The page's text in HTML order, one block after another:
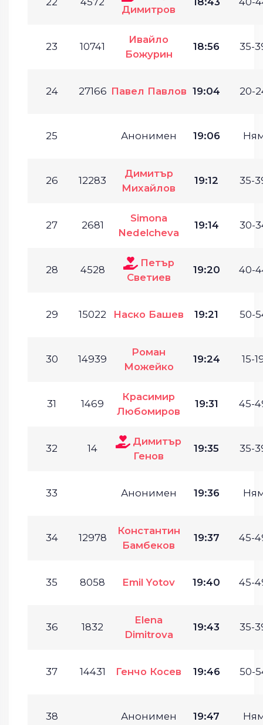
Димитров
23 10741
Ивайло
Божурин
18:56 35-
24 27166 Павел Павлов 19:04 20-
25 Анонимен 19:06
26 12283
Димитър
Михайлов
19:12 35-
27 2681
Simona
Nedelcheva
19:14 30-
28 4528
Петър
Светиев
19:20 40-
29 15022 Наско Башев 19:21 50-
30 14939
Роман
Можейко
19:24 15-
31 1469
Красимир
Любомиров
19:31 45-
32 14
Димитър
Генов
19:35 35-
33 Анонимен 19:36
34 12978
Константин
Бамбеков
19:37 45-
35 8058 Emil Yotov 19:40 45-
36 1832
Elena
Dimitrova
19:43 35-
37 14431 Генчо Косев 19:46 50-
38 Анонимен 19:47